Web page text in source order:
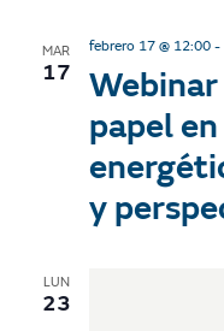
MAR
17
febrero 17 @ 12:00-
Webinar
papel
y
LUN
23